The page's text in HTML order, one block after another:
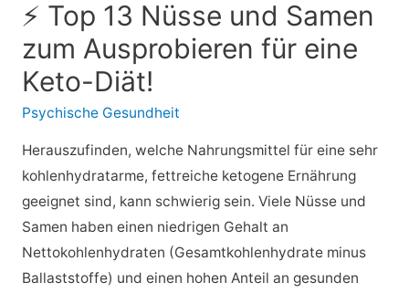
⚡ Top 13 Nüsse und Samen
zum Ausprobieren für eine
Keto-Diät!
Psychische Gesundheit
Herauszufinden, welche Nahrungsmittel für eine sehr
kohlenhydratarme, fettreiche ketogene Ernährung
geeignet sind, kann schwierig sein. Viele Nüsse und
Samen haben einen niedrigen Gehalt an
Nettokohlenhydraten (Gesamtkohlenhydrate minus
Ballaststoffe) und einen hohen Anteil an gesunden